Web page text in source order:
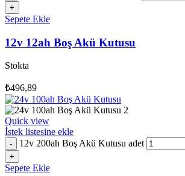
Sepete Ekle
12v 12ah Boş Akü Kutusu
Stokta
₺496,89
Quick view
İstek listesine ekle
12v 200ah Boş Akü Kutusu adet
Sepete Ekle